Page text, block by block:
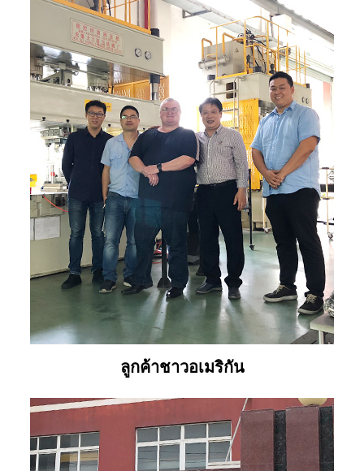
ลูกค้าชาวอเมริกัน